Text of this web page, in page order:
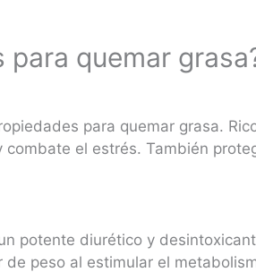
quemar
para quemar grasa.
el estrés. También
potente diurético y
peso al estimular el